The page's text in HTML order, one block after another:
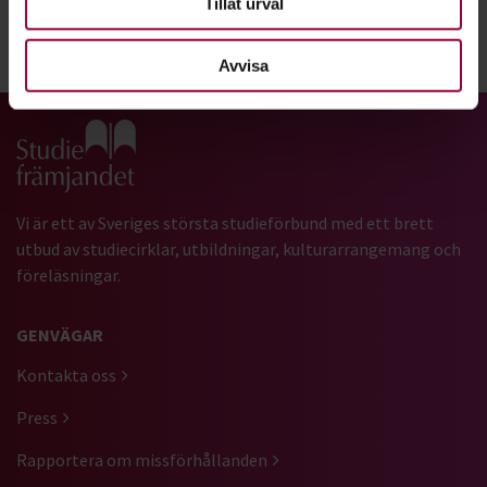
AvvisaLinkedIn
Gå till studiefrämjandets startsida
Vi är ett av Sveriges största studieförbund med ett brett
utbud av studiecirklar, utbildningar, kulturarrangemang och
föreläsningar.
GENVÄGAR
Kontakta oss
Press
Rapportera om missförhållanden